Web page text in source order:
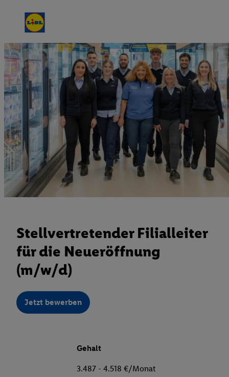
Stellvertretender Filialleiter
für die Neueröffnung
(m/w/d)
Jetzt bewerben
Gehalt
3.487 - 4.518 €/Monat